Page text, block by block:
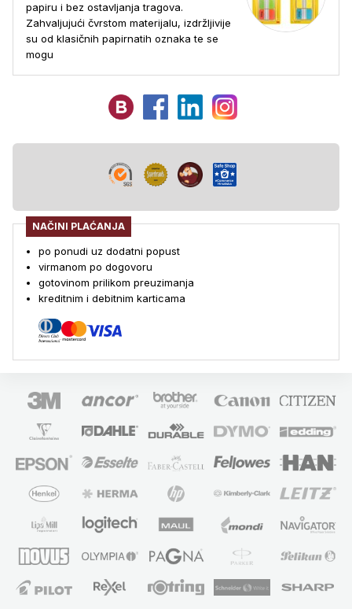
papiru i bez ostavljanja tragova.
Zahvaljujući čvrstom materijalu, izdržljivije
su od klasičnih papirnatih oznaka te se
mogu
NAČINI PLAĆANJA
po ponudi uz dodatni popust
virmanom po dogovoru
gotovinom prilikom preuzimanja
kreditnim i debitnim karticama